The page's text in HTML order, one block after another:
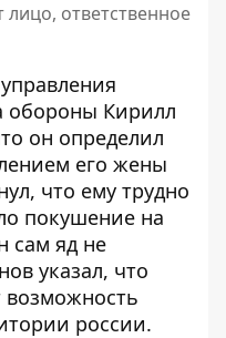
лицо, ответственное
обороны Кирилл
он определил
его жены
что ему трудно
покушение на
сам яд не
указал, что
возможность
россии.